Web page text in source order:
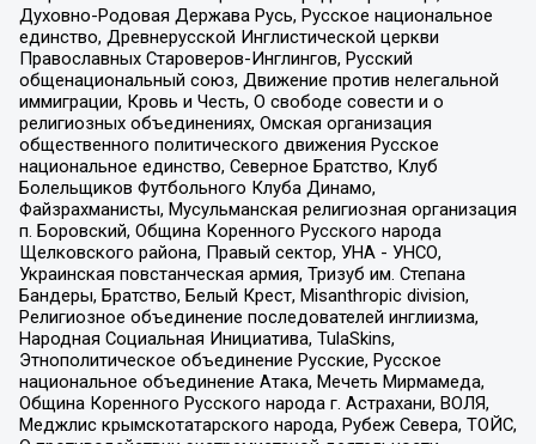
Духовно-Родовая Держава Русь, Русское национальное
единство, Древнерусской Инглистической церкви
Православных Староверов-Инглингов, Русский
общенациональный союз, Движение против нелегальной
иммиграции, Кровь и Честь, О свободе совести и о
религиозных объединениях, Омская организация
общественного политического движения Русское
национальное единство, Северное Братство, Клуб
Болельщиков Футбольного Клуба Динамо,
Файзрахманисты, Мусульманская религиозная организация
п. Боровский, Община Коренного Русского народа
Щелковского района, Правый сектор, УНА - УНСО,
Украинская повстанческая армия, Тризуб им. Степана
Бандеры, Братство, Белый Крест, Misanthropic division,
Религиозное объединение последователей инглиизма,
Народная Социальная Инициатива, TulaSkins,
Этнополитическое объединение Русские, Русское
национальное объединение Атака, Мечеть Мирмамеда,
Община Коренного Русского народа г. Астрахани, ВОЛЯ,
Меджлис крымскотатарского народа, Рубеж Севера, ТОЙС,